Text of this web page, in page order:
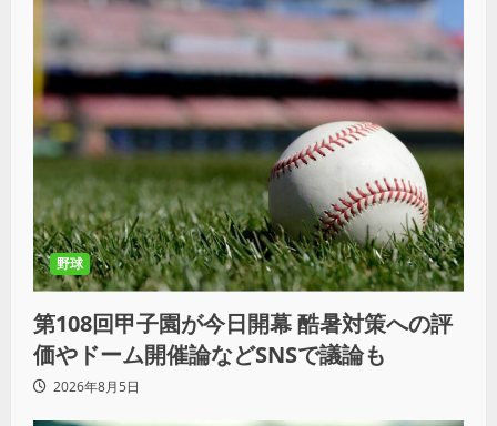
野球
第108回甲子園が今日開幕 酷暑対策への評
価やドーム開催論などSNSで議論も
2026年8月5日